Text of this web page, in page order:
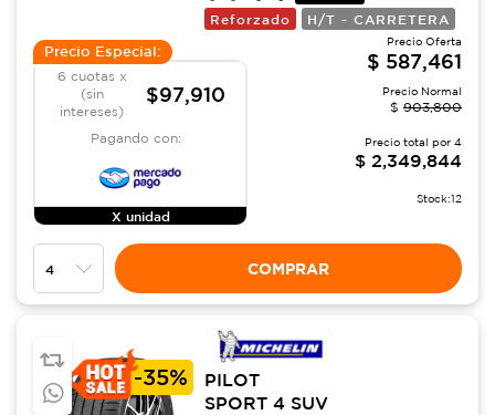
Reforzado
H/T - CARRETERA
Precio Especial:
6 cuotas x
(sin
intereses)
$97,910
Pagando con:
X unidad
Precio Oferta
$ 587,461
Precio Normal
$ 903,800
Precio total por 4
$ 2,349,844
Stock:12
COMPRAR
-35%
PILOT
SPORT 4 SUV